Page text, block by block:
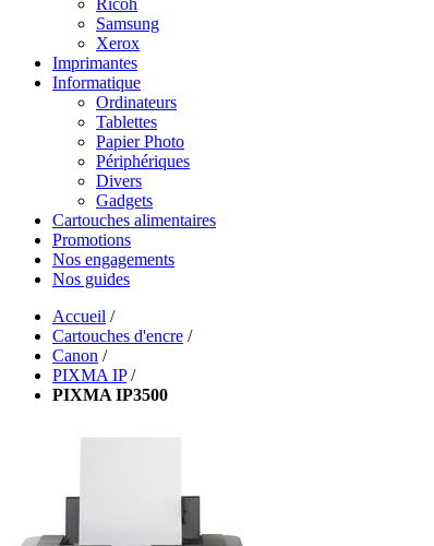
Ricoh
Samsung
Xerox
Imprimantes
Informatique
Ordinateurs
Tablettes
Papier Photo
Périphériques
Divers
Gadgets
Cartouches alimentaires
Promotions
Nos engagements
Nos guides
Accueil /
Cartouches d'encre /
Canon /
PIXMA IP /
PIXMA IP3500